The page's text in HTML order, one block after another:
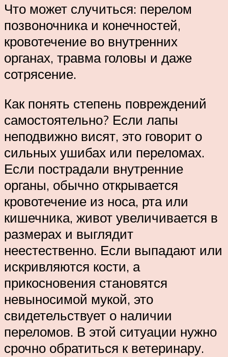
Что может случиться: перелом
позвоночника и конечностей,
кровотечение во внутренних
органах, травма головы и даже
сотрясение.
Как понять степень повреждений
самостоятельно? Если лапы
неподвижно висят, это говорит о
сильных ушибах или переломах.
Если пострадали внутренние
органы, обычно открывается
кровотечение из носа, рта или
кишечника, живот увеличивается в
размерах и выглядит
неестественно. Если выпадают или
искривляются кости, а
прикосновения становятся
невыносимой мукой, это
свидетельствует о наличии
переломов. В этой ситуации нужно
срочно обратиться к ветеринару.